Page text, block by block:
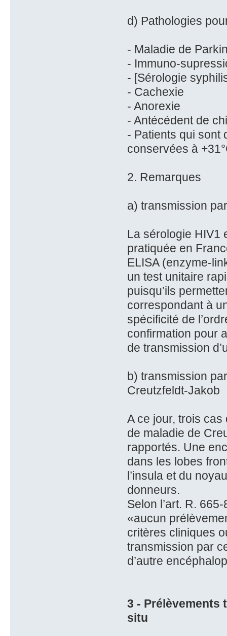
d) Pathologies
- Maladie de
- Immuno-
- [Sérologie
- Cachexie
- Anorexie
- Antécédent de
- Patients qui sont
conservées à
2. Remarques
a) transmission
La sérologie HIV1
pratiquée en
ELISA (enzyme-
un test unitaire
puisqu’ils
correspondant à
spécificité de
confirmation pour
de transmission
b) transmission
Creutzfeldt-Jakob
A ce jour, trois
de maladie de
rapportés. Une
dans les lobes
l’insula et du
donneurs.
Selon l’art. R.
«aucun
critères cliniques
transmission par
d’autre
3 - Prélèvements
situ